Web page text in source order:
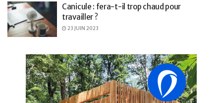
Canicule : fera-t-il trop chaud pour
travailler ?
23 JUIN 2023